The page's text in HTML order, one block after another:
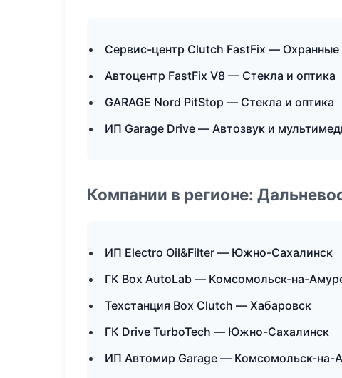
Сервис-центр Clutch FastFix — Охранные
Автоцентр FastFix V8 — Стекла и оптика
GARAGE Nord PitStop — Стекла и оптика
ИП Garage Drive — Автозвук и
Компании в регионе:
ИП Electro Oil&Filter — Южно-Сахалинск
ГК Box AutoLab — Комсомольск-на-
Техстанция Box Clutch — Хабаровск
ГК Drive TurboTech — Южно-Сахалинск
ИП Автомир Garage — Комсомольск-на-